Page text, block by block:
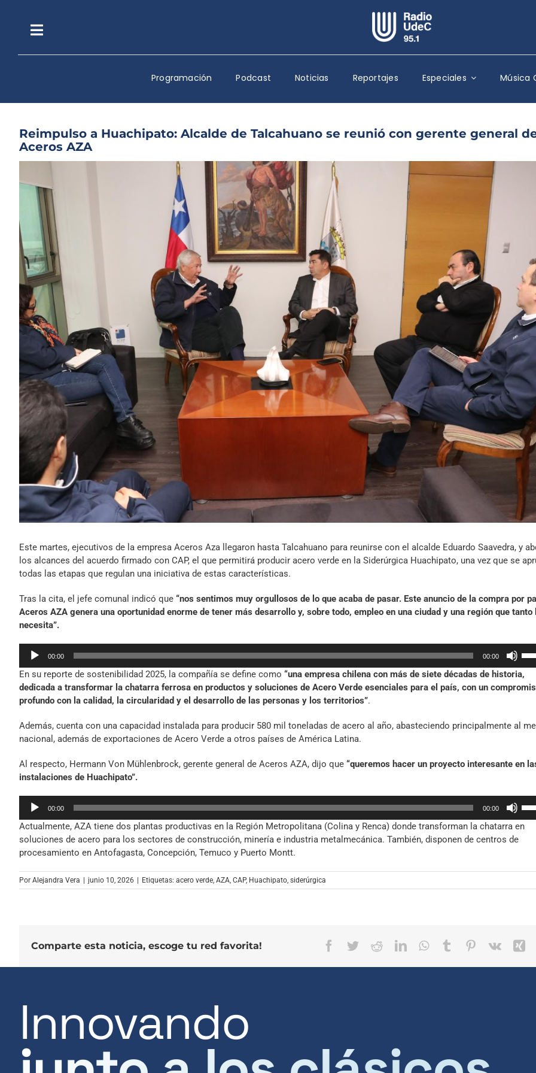
contenidoToggle
Navigation
Escuchar Radio UdeC en vivo
Quiénes Somos
Programación
Podcast
Reportajes
Columnas
Música Clásica
Especiales
Archivo Sonoro
Programación Podcast Noticias Reportajes Especiales Música
Reimpulso a Huachipato: Alcalde de Talcahuano se reunió con gerente general
Aceros AZA
imagen
grande
Este martes, ejecutivos de la empresa Aceros Aza llegaron hasta Talcahuano para reunirse con el alcalde Eduardo Saavedra, y
los alcances del acuerdo firmado con CAP, el que permitirá producir acero verde en la Siderúrgica Huachipato, una vez que se
todas las etapas que regulan una iniciativa de estas características.
Tras la cita, el jefe comunal indicó que “nos sentimos muy orgullosos de lo que acaba de pasar. Este anuncio de la compra por
Aceros AZA genera una oportunidad enorme de tener más desarrollo y, sobre todo, empleo en una ciudad y una región que tanto
necesita”.
Reproductor
audio
00:00 00:00
de
En su reporte de sostenibilidad 2025, la compañía se define como “una empresa chilena con más de siete décadas de historia,
dedicada a transformar la chatarra ferrosa en productos y soluciones de Acero Verde esenciales para el país, con un
profundo con la calidad, la circularidad y el desarrollo de las personas y los territorios”.
Además, cuenta con una capacidad instalada para producir 580 mil toneladas de acero al año, abasteciendo principalmente al
nacional, además de exportaciones de Acero Verde a otros países de América Latina.
Al respecto, Hermann Von Mühlenbrock, gerente general de Aceros AZA, dijo que “queremos hacer un proyecto interesante en
instalaciones de Huachipato”.
Reproductor
audio
00:00 00:00
Actualmente, AZA tiene dos plantas productivas en la Región Metropolitana (Colina y Renca) donde transforman la chatarra en
soluciones de acero para los sectores de construcción, minería e industria metalmecánica. También, disponen de centros de
procesamiento en Antofagasta, Concepción, Temuco y Puerto Montt.
Por Alejandra Vera junio 10, 2026 Etiquetas: acero verde, AZA, CAP, Huachipato, siderúrgica
Comparte esta noticia, escoge tu red favorita! Facebook
TwitterRedditLinkedInWhatsApp
TumblrPinterest
Vk
Innovando